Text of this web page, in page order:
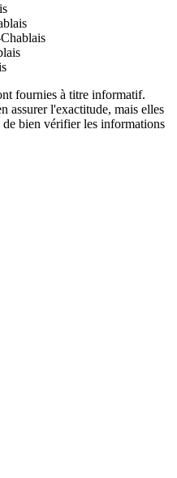
fournies à titre informatif.
assurer l'exactitude, mais elles
bien vérifier les informations